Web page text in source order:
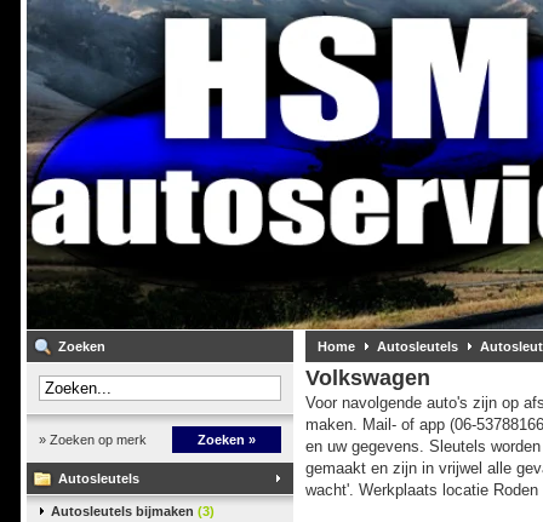
Zoeken
» Zoeken op merk Zoeken »
Autosleutels
Autosleutels bijmaken (3)
Home Autosleutels
Volkswagen
Voor navolgende auto's zijn op
maken. Mail- of app (06-
en uw gegevens. Sleutels
gemaakt en zijn in vrijwel alle
wacht'. Werkplaats locatie Roden